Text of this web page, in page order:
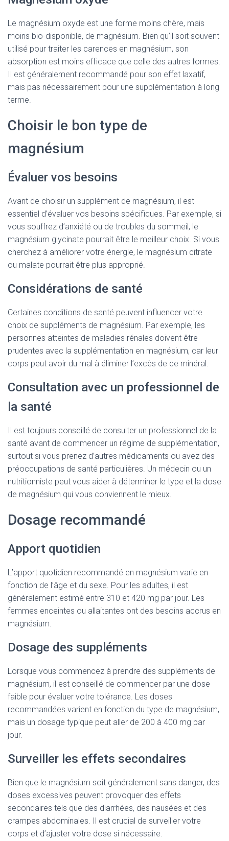
Le magnésium oxyde est une forme moins chère, mais
moins bio-disponible, de magnésium. Bien qu’il soit souvent
utilisé pour traiter les carences en magnésium, son
absorption est moins efficace que celle des autres formes.
Il est généralement recommandé pour son effet laxatif,
mais pas nécessairement pour une supplémentation à long
terme.
Choisir le bon type de
magnésium
Évaluer vos besoins
Avant de choisir un supplément de magnésium, il est
essentiel d’évaluer vos besoins spécifiques. Par exemple, si
vous souffrez d’anxiété ou de troubles du sommeil, le
magnésium glycinate pourrait être le meilleur choix. Si vous
cherchez à améliorer votre énergie, le magnésium citrate
ou malate pourrait être plus approprié.
Considérations de santé
Certaines conditions de santé peuvent influencer votre
choix de suppléments de magnésium. Par exemple, les
personnes atteintes de maladies rénales doivent être
prudentes avec la supplémentation en magnésium, car leur
corps peut avoir du mal à éliminer l’excès de ce minéral.
Consultation avec un professionnel de
la santé
Il est toujours conseillé de consulter un professionnel de la
santé avant de commencer un régime de supplémentation,
surtout si vous prenez d’autres médicaments ou avez des
préoccupations de santé particulières. Un médecin ou un
nutritionniste peut vous aider à déterminer le type et la dose
de magnésium qui vous conviennent le mieux.
Dosage recommandé
Apport quotidien
L’apport quotidien recommandé en magnésium varie en
fonction de l’âge et du sexe. Pour les adultes, il est
généralement estimé entre 310 et 420 mg par jour. Les
femmes enceintes ou allaitantes ont des besoins accrus en
magnésium.
Dosage des suppléments
Lorsque vous commencez à prendre des suppléments de
magnésium, il est conseillé de commencer par une dose
faible pour évaluer votre tolérance. Les doses
recommandées varient en fonction du type de magnésium,
mais un dosage typique peut aller de 200 à 400 mg par
jour.
Surveiller les effets secondaires
Bien que le magnésium soit généralement sans danger, des
doses excessives peuvent provoquer des effets
secondaires tels que des diarrhées, des nausées et des
crampes abdominales. Il est crucial de surveiller votre
corps et d’ajuster votre dose si nécessaire.